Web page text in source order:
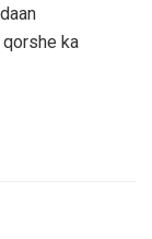
ka